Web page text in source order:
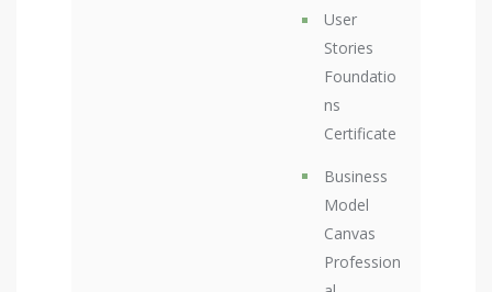
User
Stories
Foundatio
ns
Certificate
Business
Model
Canvas
Profession